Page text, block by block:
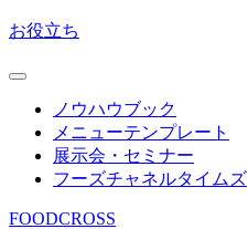
お役立ち
ノウハウブック
メニューテンプレート
展示会・セミナー
フーズチャネルタイムズ
FOODCROSS